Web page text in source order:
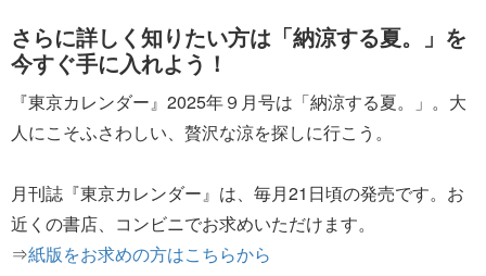
さらに詳しく知りたい方は「納涼する夏。」を
今すぐ手に入れよう！
『東京カレンダー』2025年９月号は「納涼する夏。」。大
人にこそふさわしい、贅沢な涼を探しに行こう。
月刊誌『東京カレンダー』は、毎月21日頃の発売です。お
近くの書店、コンビニでお求めいただけます。
⇒紙版をお求めの方はこちらから